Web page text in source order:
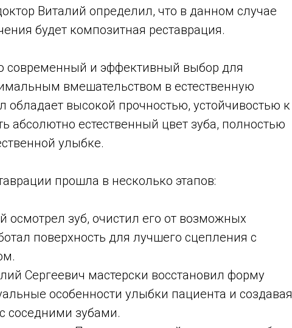
Виталий определил, что в данном случае
будет композитная реставрация.
современный и эффективный выбор для
вмешательством в естественную
обладает высокой прочностью, устойчивостью к
абсолютно естественный цвет зуба, полностью
улыбке.
прошла в несколько этапов:
осмотрел зуб, очистил его от возможных
поверхность для лучшего сцепления с
Сергеевич мастерски восстановил форму
особенности улыбки пациента и создавая
соседними зубами.